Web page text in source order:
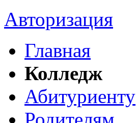
Авторизация
Главная
Колледж
Абитуриенту